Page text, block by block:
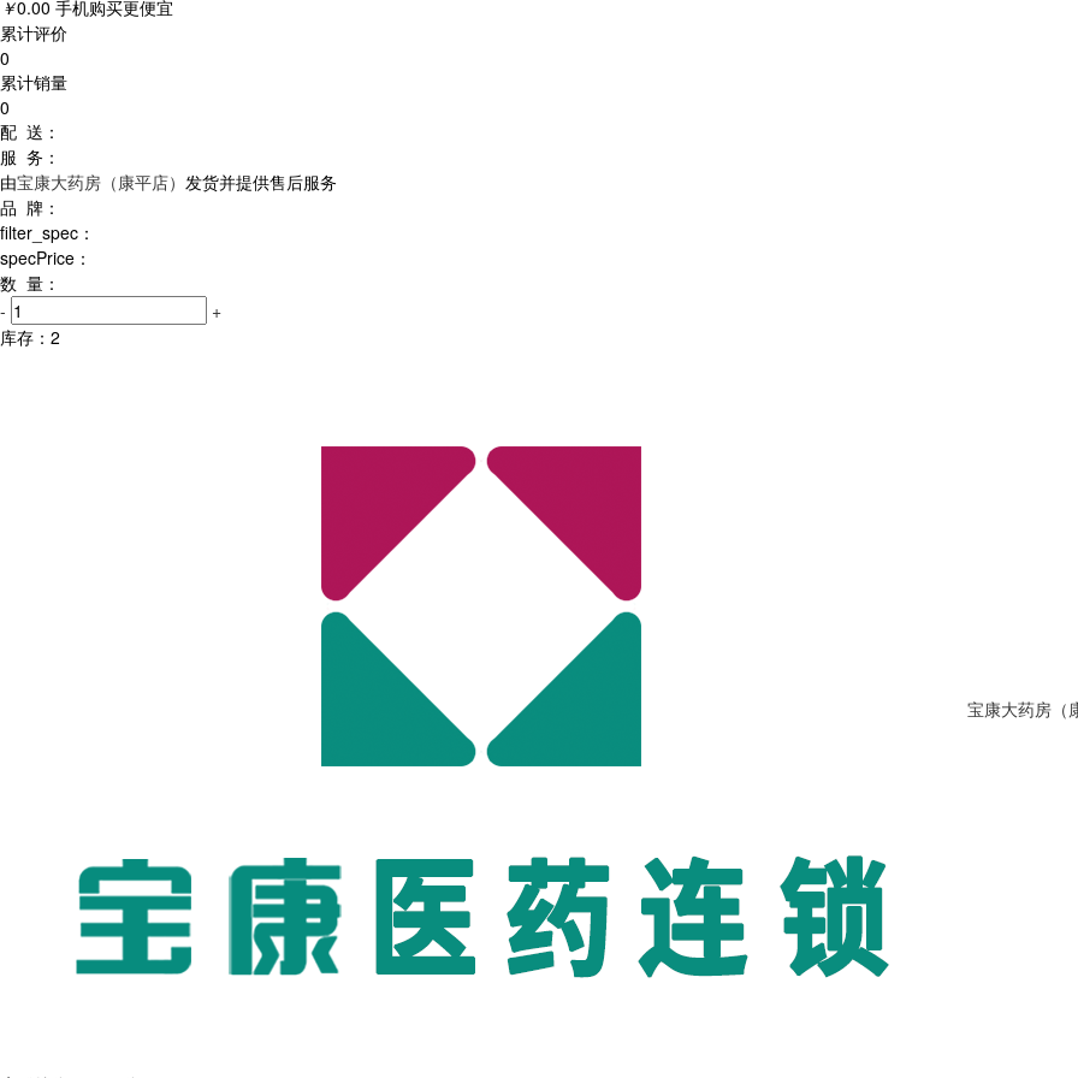
￥0.00 手机购买更便宜
累计评价
0
累计销量
0
配 送：
服 务：
由宝康大药房（康平店） 发货并提供售后服务
品 牌：
filter_spec：
specPrice：
数 量：
-
+
库存： 2
宝康大药房（